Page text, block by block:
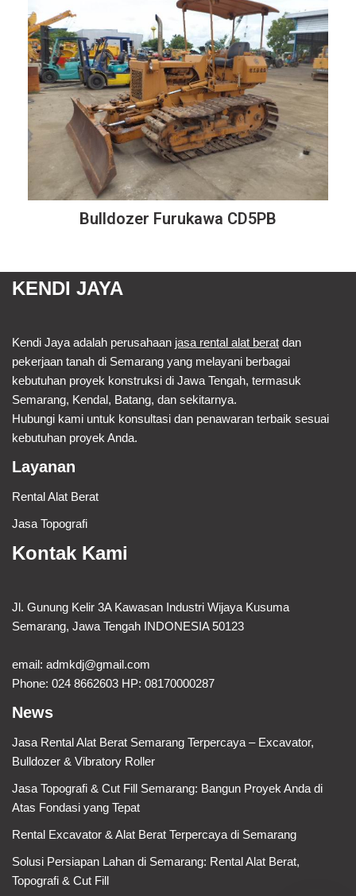
Bulldozer Furukawa CD5PB
KENDI JAYA
Kendi Jaya adalah perusahaan jasa rental alat berat dan
pekerjaan tanah di Semarang yang melayani berbagai
kebutuhan proyek konstruksi di Jawa Tengah, termasuk
Semarang, Kendal, Batang, dan sekitarnya.
Hubungi kami untuk konsultasi dan penawaran terbaik sesuai
kebutuhan proyek Anda.
Layanan
Rental Alat Berat
Jasa Topografi
Kontak Kami
Jl. Gunung Kelir 3A Kawasan Industri Wijaya Kusuma
Semarang, Jawa Tengah INDONESIA 50123
email: admkdj@gmail.com
Phone: 024 8662603 HP: 08170000287
News
Jasa Rental Alat Berat Semarang Terpercaya – Excavator,
Bulldozer & Vibratory Roller
Jasa Topografi & Cut Fill Semarang: Bangun Proyek Anda di
Atas Fondasi yang Tepat
Rental Excavator & Alat Berat Terpercaya di Semarang
Solusi Persiapan Lahan di Semarang: Rental Alat Berat,
Topografi & Cut Fill